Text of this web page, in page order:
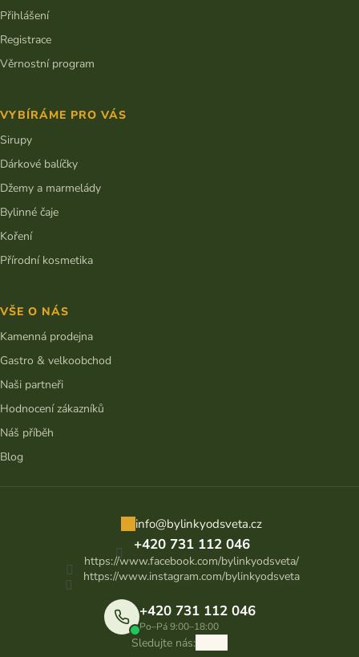
info@bylinkyodsveta.cz
+420 731 112 046
https://www.facebook.com/bylinkyodsveta/
https://www.instagram.com/bylinkyodsveta
+420 731 112 046
Po–Pá 9:00–18:00
Sledujte nás:
Přihlášení
Registrace
Věrnostní program
VYBÍRÁME PRO VÁS
Sirupy
Dárkové balíčky
Džemy a marmelády
Bylinné čaje
Koření
Přírodní kosmetika
VŠE O NÁS
Kamenná prodejna
Gastro & velkoobchod
Naši partneři
Hodnocení zákazníků
Náš příběh
Blog